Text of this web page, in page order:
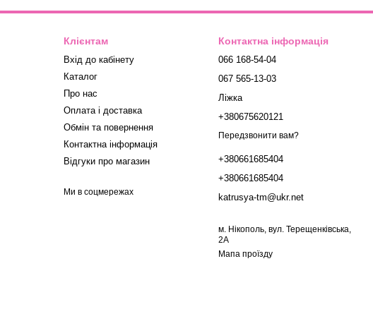
Клієнтам
Вхід до кабінету
Каталог
Про нас
Оплата і доставка
Обмін та повернення
Контактна інформація
Відгуки про магазин
Ми в соцмережах
Контактна інформація
066 168-54-04
067 565-13-03
Ліжка
+380675620121
Передзвонити вам?
+380661685404
+380661685404
katrusya-tm@ukr.net
м. Нікополь, вул. Терещенківська,
2А
Мапа проїзду